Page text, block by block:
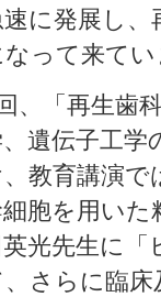
に発展し
って来て
、「再生歯
遺伝子工学
教育講演で
胞を用いた
英光先生に
、さらに臨